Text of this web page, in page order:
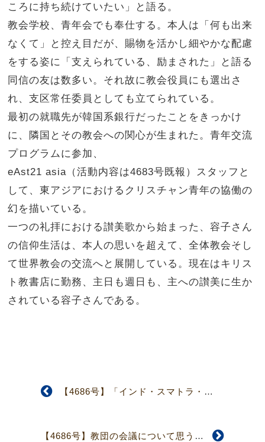
ころに持ち続けていたい」と語る。
教会学校、青年会でも奉仕する。本人は「何も出来
なくて」と控え目だが、賜物を活かし細やかな配慮
をする姿に「支えられている、励まされた」と語る
同信の友は数多い。それ故に教会役員にも選出さ
れ、支区常任委員としても立てられている。
最初の就職先が韓国系銀行だったことをきっかけ
に、隣国とその教会への関心が生まれた。青年交流
プログラムに参加、
eAst21 asia（活動内容は4683号既報）スタッフと
して、東アジアにおけるクリスチャン青年の協働の
幻を描いている。
一つの礼拝における讃美歌から始まった、容子さん
の信仰生活は、本人の思いを超えて、全体教会そし
て世界教会の交流へと展開している。現在はキリス
ト教書店に勤務、主日も週日も、主への讃美に生か
されている容子さんである。
【4686号】「インド・スマトラ・フィリピン被災者救援募金」のお願い
【4686号】教団の会議について思うこと